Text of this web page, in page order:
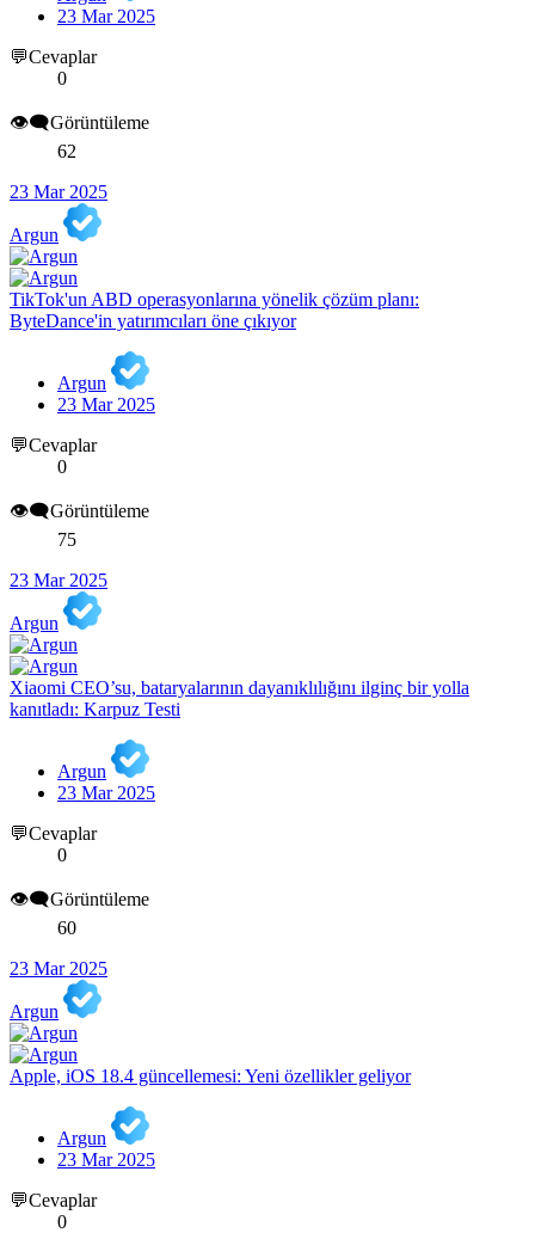
23 Mar 2025
💬Cevaplar
0
👁️‍🗨️Görüntüleme
62
23 Mar 2025
Argun
TikTok'un ABD operasyonlarına yönelik çözüm planı:
ByteDance'in yatırımcıları öne çıkıyor
Argun
23 Mar 2025
💬Cevaplar
0
👁️‍🗨️Görüntüleme
75
23 Mar 2025
Argun
Xiaomi CEO’su, bataryalarının dayanıklılığını ilginç bir yolla
kanıtladı: Karpuz Testi
Argun
23 Mar 2025
💬Cevaplar
0
👁️‍🗨️Görüntüleme
60
23 Mar 2025
Argun
Apple, iOS 18.4 güncellemesi: Yeni özellikler geliyor
Argun
23 Mar 2025
💬Cevaplar
0